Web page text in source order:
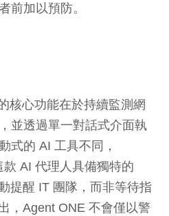
前加以預防。
核心功能在於持續監測網
並透過單一對話式介面執
式的 AI 工具不同，
AI 代理人具備獨特的
提醒 IT 團隊，而非等待指
，Agent ONE 不會僅以警